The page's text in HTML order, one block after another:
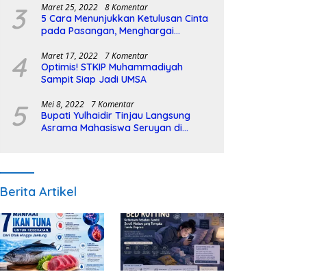
3 Maret 25, 2022 8 Komentar
5 Cara Menunjukkan Ketulusan Cinta
pada Pasangan, Menghargai
4 Maret 17, 2022 7 Komentar
Optimis! STKIP Muhammadiyah
Sampit Siap Jadi UMSA
5 Mei 8, 2022 7 Komentar
Bupati Yulhaidir Tinjau Langsung
Asrama Mahasiswa Seruyan di
Berita Artikel